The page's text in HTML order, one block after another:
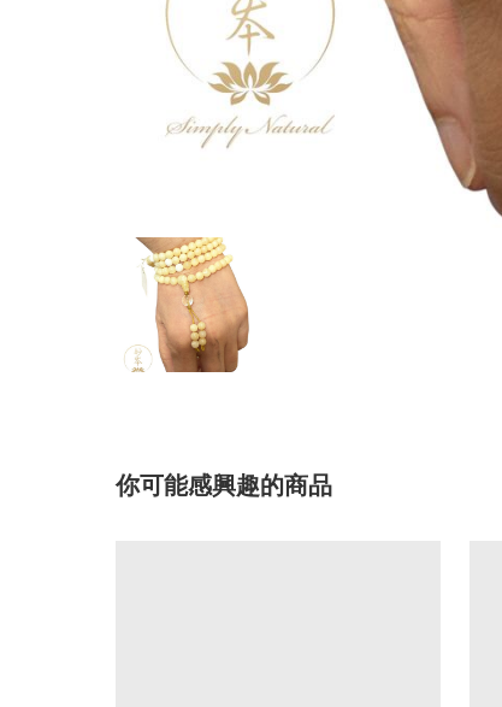
你可能感興趣的商品